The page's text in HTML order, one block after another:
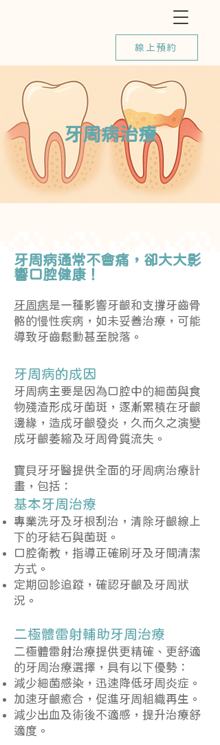
線上預約
牙周病治療
牙周病通常不會痛，卻大大影
響口腔健康！
牙周病是一種影響牙齦和支撐牙齒骨
骼的慢性疾病，如未妥善治療，可能
導致牙齒鬆動甚至脫落。
牙周病的成因
牙周病主要是因為口腔中的細菌與食
物殘渣形成牙菌斑，逐漸累積在牙齦
邊緣，造成牙齦發炎，久而久之演變
成牙齦萎縮及牙周骨質流失。
寶貝牙牙醫提供全面的牙周病治療計
畫，包括：
基本牙周治療
專業洗牙及牙根刮治，清除牙齦線上
下的牙結石與菌斑。
口腔衛教，指導正確刷牙及牙間清潔
方式。
定期回診追蹤，確認牙齦及牙周狀
況。
二極體雷射輔助牙周治療
二極體雷射治療提供更精確、更舒適
的牙周治療選擇，具有以下優勢：
減少細菌感染，迅速降低牙周炎症。
加速牙齦癒合，促進牙周組織再生。
減少出血及術後不適感，提升治療舒
適度。